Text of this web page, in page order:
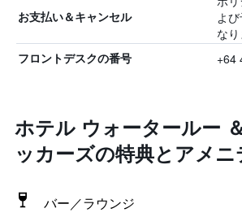
お支払い＆キャンセル
よ
なり
フロントデスクの番号 +64
ホテル ウォータールー
ッカーズの特典とアメニ
バー／ラウンジ